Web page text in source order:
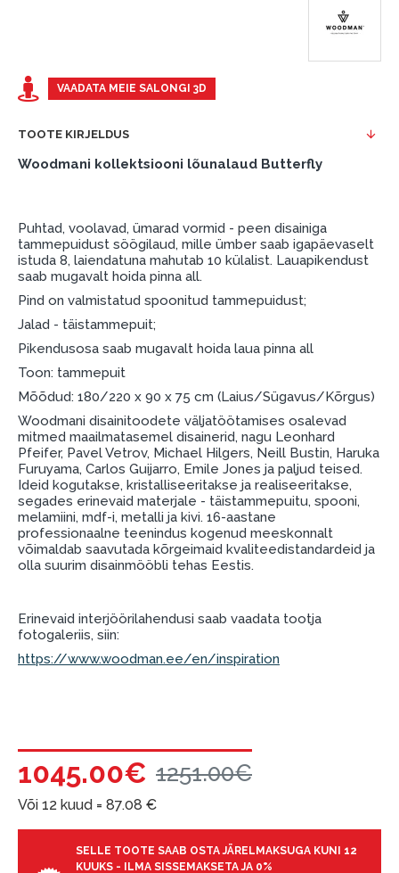
eeliseid ilma esimese sissemakseta ja järelmaksu
Näide: Toote hind 300 €, periood: 12 kuud,
esimene sissemakse: 0 €, igakuine makse: 25 €,
Liisingut ja järelmaksu saate vormistada ka külastades
meie salongi Dārzciema tänaval 91, Riia, Läti.
ESTO LV AS (Dokumentide vormistamiseks on
vajalik Smart-ID, eParaksts eID, eParaksts eID
mobile, ESTO konto või pank Swedbank, Luminor,
SEB või Citadele).
Lepingu tingimused:
Liisingulepingu võib allkirjastada ainult see isik,
kes on märgitud krediidi saamise lepingus.
Lisateave:
Enne krediidi vormistamist palun tutvuge
kauba tarnetingimustega, samuti
garantii ja tagastamise tingimustega.
Finantsvastutus:
Laenake vastutustundlikult! Enne laenamist
palun hinnake oma finantsvõimalusi.
VAADATA MEIE SALONGI 3D
TOOTE KIRJELDUS
Woodmani kollektsiooni lõunalaud Butterfly
Puhtad, voolavad, ümarad vormid - peen disainiga
tammepuidust söögilaud, mille ümber saab igapäevaselt
istuda 8, laiendatuna mahutab 10 külalist. Lauapikendust
saab mugavalt hoida pinna all.
Pind on valmistatud spoonitud tammepuidust;
Jalad - täistammepuit;
Pikendusosa saab mugavalt hoida laua pinna all
Toon: tammepuit
Mõõdud: 180/220 x 90 x 75 cm (Laius/Sügavus/Kõrgus)
Woodmani disainitoodete väljatöötamises osalevad
mitmed maailmatasemel disainerid, nagu Leonhard
Pfeifer, Pavel Vetrov, Michael Hilgers, Neill Bustin, Haruka
Furuyama, Carlos Guijarro, Emile Jones ja paljud teised.
Ideid kogutakse, kristalliseeritakse ja realiseeritakse,
segades erinevaid materjale - täistammepuitu, spooni,
melamiini, mdf-i, metalli ja kivi. 16-aastane
professionaalne teenindus kogenud meeskonnalt
võimaldab saavutada kõrgeimaid kvaliteedistandardeid ja
olla suurim disainmööbli tehas Eestis.
Erinevaid interjöörilahendusi saab vaadata tootja
fotogaleriis, siin:
https://www.woodman.ee/en/inspiration
1045.00€ 1251.00€
Või 12 kuud = 87.08 €
SELLE TOOTE SAAB OSTA JÄRELMAKSUGA KUNI 12
KUUKS - ILMA SISSEMAKSETA JA 0%